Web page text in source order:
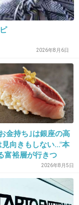
たのに、数日
値段が下がっ
-1
-1
2026年8月6日
金持ち｣は銀座の高
見向きもしない…"本
富裕層が行きつ
スシ"の正体2026年8月5日